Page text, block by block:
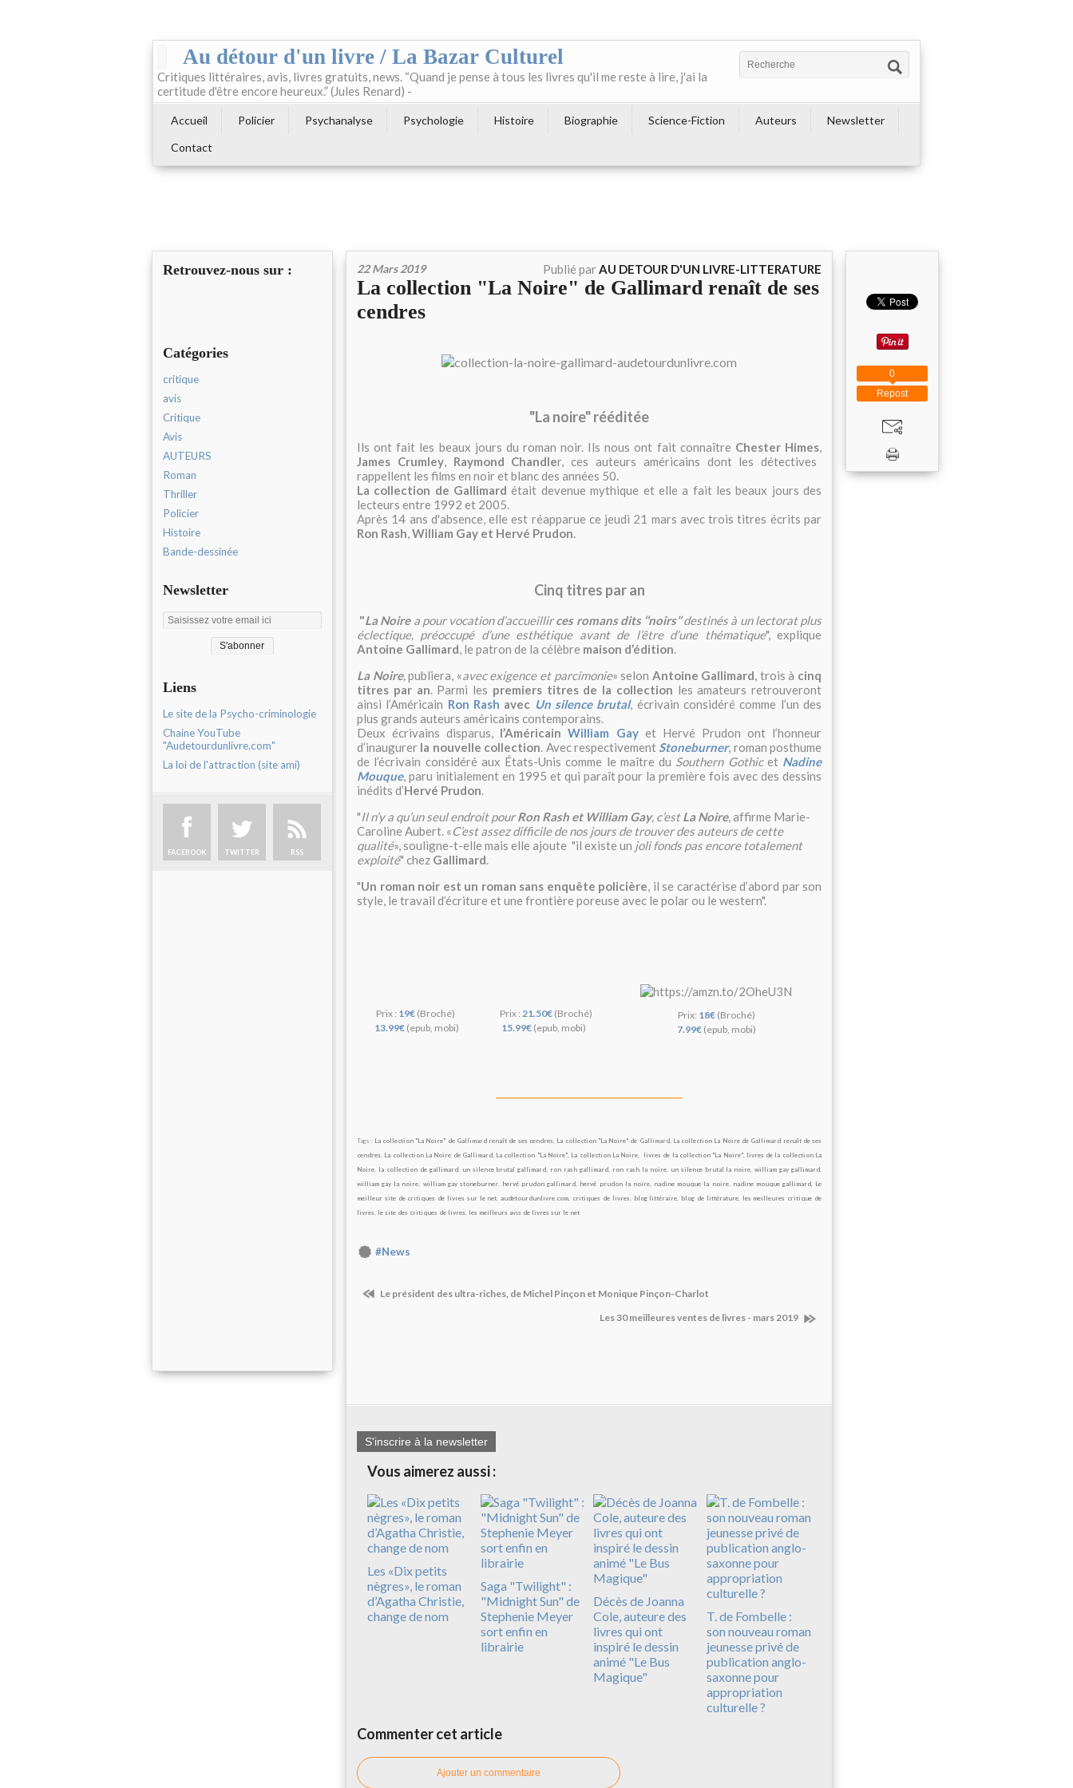
Au détour d'un livre / La Bazar Culturel
Critiques littéraires, avis, livres gratuits, news. “Quand je pense à tous les livres qu'il me reste à lire, j'ai la
certitude d'être encore heureux.” (Jules Renard) -
Accueil Policier Psychanalyse Psychologie Histoire Biographie Science-Fiction Auteurs
Newsletter
Contact
Retrouvez-nous sur :
Catégories
critique
avis
Critique
Avis
AUTEURS
Roman
Thriller
Policier
Histoire
Bande-dessinée
Newsletter
Liens
Le site de la Psycho-criminologie
Chaine YouTube
"Audetourdunlivre.com"
La loi de l'attraction (site ami)
FACEBOOK TWITTER RSS
22 Mars 2019 Publié parAU DETOUR D'UN LIVRE-LITTERATURE
La collection "La Noire" de Gallimard renaît de ses
cendres
"La noire" rééditée
Ils ont fait les beaux jours du roman noir. Ils nous ont fait connaître Chester Himes,
James Crumley,Raymond Chandler, ces auteurs américains dont les détectives
rappellent les films en noir et blanc des années 50.
La collection de Gallimard était devenue mythique et elle a fait les beaux jours des
lecteurs entre 1992 et 2005.
Après 14 ans d'absence, elle est réapparue ce jeudi 21 mars avec trois titres écrits par
Ron Rash,William Gay et Hervé Prudon.
Cinq titres par an
"La Noirea pour vocation d’accueillirces romans dits ‘‘noirs’’destinés à un lectorat plus
éclectique, préoccupé d’une esthétique avant de l’être d’une thématique", explique
Antoine Gallimard, le patron de la célèbre maison d’édition.
La Noire,publiera, «avec exigence et parcimonie» selon Antoine Gallimard, trois à cinq
titres par an. Parmi les premiers titres de la collection les amateurs retrouveront
ainsi l’Américain Ron Rash avec Un silence brutal, écrivain considéré comme l’un des
plus grands auteurs américains contemporains.
Deux écrivains disparus, l’AméricainWilliam Gayet Hervé Prudon ont l’honneur
d’inaugurer la nouvelle collection. Avec respectivementStoneburner, roman posthume
de l’écrivain considéré aux États-Unis comme le maître du Southern Gothicet Nadine
Mouque, paru initialement en 1995 et qui paraît pour la première fois avec des dessins
inédits d’Hervé Prudon.
"Il n’y a qu’un seul endroit pourRon Rash et William Gay, c’estLa Noire, affirme Marie-
Caroline Aubert. «C’est assez difficile de nos jours de trouver des auteurs de cette
qualité», souligne-t-elle mais elle ajoute "il existe un joli fonds pas encore totalement
exploité" chez Gallimard.
"Un roman noir est un roman sans enquête policière, il se caractérise d’abord par son
style, le travail d’écriture et une frontière poreuse avec le polar ou le western".
Prix : 19€ (Broché)
13.99€(epub, mobi)
Prix : 21.50€(Broché)
15.99€(epub, mobi)
Prix: 18€(Broché)
7.99€(epub, mobi)
Tags : La collection "La Noire" de Gallimard renaît de ses cendres, La collection "La Noire" de Gallimard, La collection La Noire de Gallimard renaît de ses
cendres, La collection La Noire de Gallimard, La collection "La Noire", La collection La Noire, livres de la collection "La Noire", livres de la collection La
Noire, la collection de gallimard, un silence brutal gallimard, ron rash gallimard, ron rash la noire, un silence brutal la noire,william gay gallimard,
william gay la noire, william gay stoneburner, hervé prudon gallimard, hervé prudon la noire, nadine mouque la noire, nadine mouque gallimard,Le
meilleur site de critiques de livres sur le net,audetourdunlivre.com, critiques de livres, blog littéraire, blog de littérature, les meilleures critique de
livres, le site des critiques de livres, les meilleurs avis de livres sur le net
#News
Le président des ultra-riches, de Michel Pinçon et Monique Pinçon-Charlot
Les 30 meilleures ventes de livres - mars 2019
S'inscrire à la newsletter
Vous aimerez aussi :
Les «Dix petits
nègres», le roman
d’Agatha Christie,
change de nom
Saga "Twilight" :
"Midnight Sun" de
Stephenie Meyer
sort enfin en
librairie
Décès de Joanna
Cole, auteure des
livres qui ont
inspiré le dessin
animé "Le Bus
Magique"
T. de Fombelle :
son nouveau roman
jeunesse privé de
publication anglo-
saxonne pour
appropriation
culturelle ?
Commenter cet article
Ajouter un commentaire
Repost
0